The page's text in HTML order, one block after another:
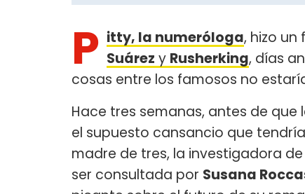
P itty, la numeróloga, hizo
Suárez y Rusherking, días
cosas entre los famosos no
Hace tres semanas, antes de que
el supuesto cansancio que
madre de tres, la investigadora
ser consultada por Susana